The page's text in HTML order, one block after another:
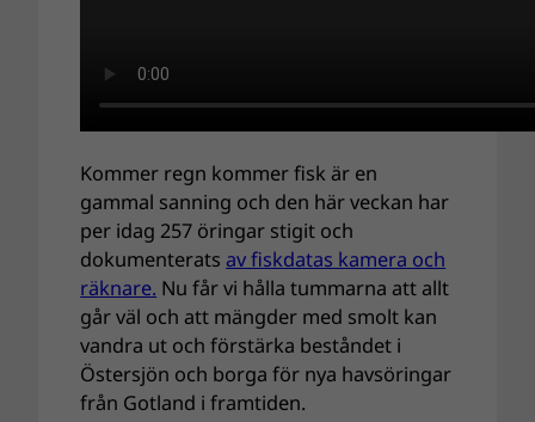
Kommer regn kommer fisk är en
gammal sanning och den här veckan har
per idag 257 öringar stigit och
dokumenterats av fiskdatas kamera och
räknare. Nu får vi hålla tummarna att allt
går väl och att mängder med smolt kan
vandra ut och förstärka beståndet i
Östersjön och borga för nya havsöringar
från Gotland i framtiden.